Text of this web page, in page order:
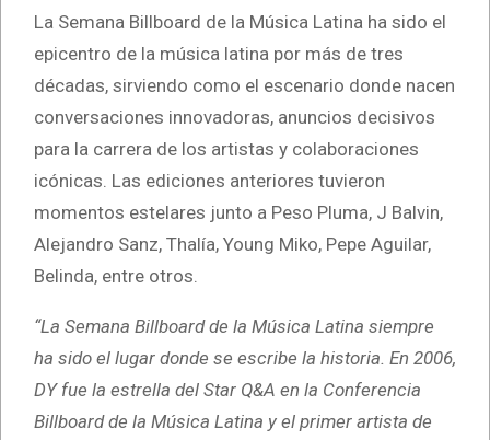
La Semana Billboard de la Música Latina ha sido el
epicentro de la música latina por más de tres
décadas, sirviendo como el escenario donde nacen
conversaciones innovadoras, anuncios decisivos
para la carrera de los artistas y colaboraciones
icónicas. Las ediciones anteriores tuvieron
momentos estelares junto a Peso Pluma, J Balvin,
Alejandro Sanz, Thalía, Young Miko, Pepe Aguilar,
Belinda, entre otros.
“La Semana Billboard de la Música Latina siempre
ha sido el lugar donde se escribe la historia. En 2006,
DY fue la estrella del Star Q&A en la Conferencia
Billboard de la Música Latina y el primer artista de